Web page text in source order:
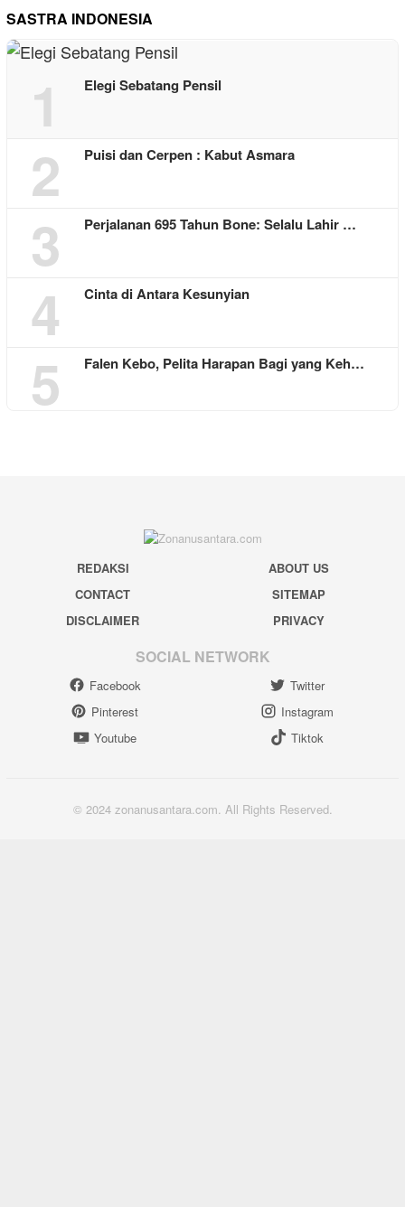
SASTRA INDONESIA
1 Elegi Sebatang Pensil
2 Puisi dan Cerpen : Kabut Asmara
3 Perjalanan 695 Tahun Bone: Selalu Lahir …
4 Cinta di Antara Kesunyian
5 Falen Kebo, Pelita Harapan Bagi yang Keh…
REDAKSI
ABOUT US
CONTACT
SITEMAP
DISCLAIMER
PRIVACY
SOCIAL NETWORK
Facebook
Twitter
Pinterest
Instagram
Youtube
Tiktok
© 2024 zonanusantara.com. All Rights Reserved.